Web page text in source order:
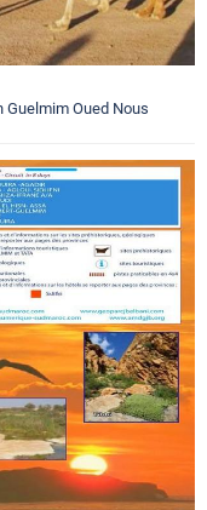
Oued Nous